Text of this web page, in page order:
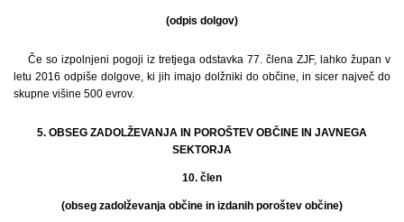
(odpis dolgov)
Če so izpolnjeni pogoji iz tretjega odstavka 77. člena ZJF, lahko župan v
letu 2016 odpiše dolgove, ki jih imajo dolžniki do občine, in sicer največ do
skupne višine 500 evrov.
5. OBSEG ZADOLŽEVANJA IN POROŠTEV OBČINE IN JAVNEGA
SEKTORJA
10. člen
(obseg zadolževanja občine in izdanih poroštev občine)